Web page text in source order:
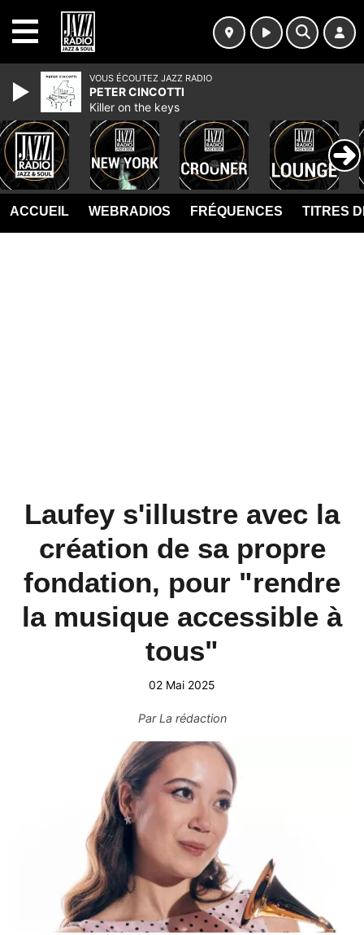
ACCUEIL WEBRADIOS FRÉQUENCES TITRES
Laufey s'illustre avec la
création de sa propre
fondation, pour "rendre
la musique accessible à
tous"
02 Mai 2025
ParLa rédaction
VOUS ÉCOUTEZ JAZZ RADIO
PETER CINCOTTI
Killer on the keys